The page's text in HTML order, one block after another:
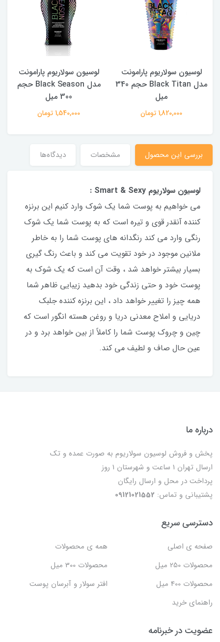
لوسیون سولاریوم پارامونت
مدل Black Titan حجم 340
میل
1,820,000 تومان
لوسیون سولاریوم پارامونت
مدل Black Season حجم
300 میل
1,540,000 تومان
بررسی این محصول مشخصات دیدگاه‌ها
لوسیون سولاریوم Smart & Sexy :
مى خواهيم به پوست شما يك شوك وارد كنيم اين برنزه
كننده آنقدر قوى و تيره است كه به پوست شما يك شوك
رنگى وارد مى كند رنگدانه هاى پوست شما را به خاطر
ملانين موجود در خود تقويت مى كند و باعث رنگ گيرى
بسيار بيشتر خواهد شد ، وقت آن است كه يك شوك به
پوست خود و حتى زندگى خود بدهيد زيبايى ظاهر شما
همه چيز را تغيير خواهد داد ، اين برنزه كننده جلبك
دريايى و املاح معدنى دريا و روغن هسته انگور است كه
چين و چروك پوست شما را كاملاً از بين خواهد برد و در
عين حال صاف و لطيف مى كند.
درباره ما
پخش و فروش لوسیون سولاریوم به صورت عمده و تک
ارسال تهران 1 ساعت و شهرستان 1 روز
پرداخت در محل و ارسال رایگان
پشتیبانی و تماس: 09121021552
دسترسی سریع
صفحه ی اصلی
همه ی محصولات
محصولات 250 میل
محصولات 300 میل
محصولات 400 میل
افتر سولار و آبرسان پوست
راهنمای خرید
عضویت در خبرنامه